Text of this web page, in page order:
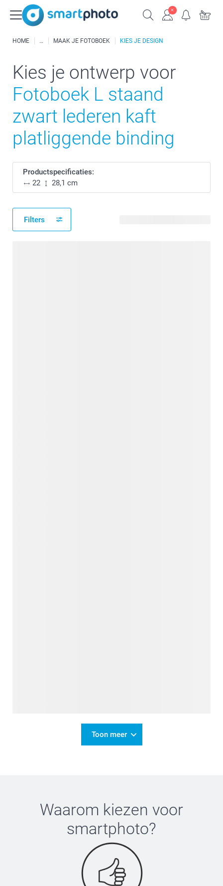
HOME MAAK JE FOTOBOEK KIES JE DESIGN
Kies je ontwerp voor
Fotoboek L staand
zwart lederen kaft
platliggende binding
Productspecificaties:
22
28,1 cm
Filters
Toon meer
Waarom kiezen voor
smartphoto?